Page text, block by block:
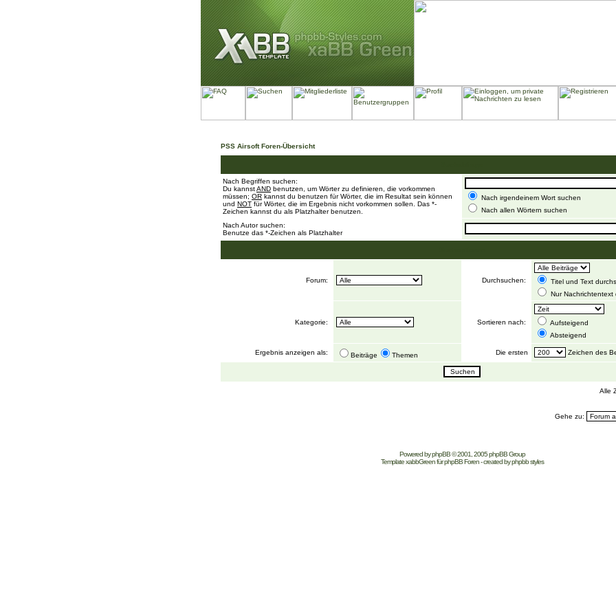
PSS Airsoft Foren-Übersicht
Nach Begriffen suchen:
Du kannstAND benutzen, um Wörter zu definieren, die vorkommen
müssen; OR kannst du benutzen für Wörter, die im Resultat sein können
und NOT für Wörter, die im Ergebnis nicht vorkommen sollen. Das *-
Zeichen kannst du als Platzhalter benutzen.
Nach irgendeinem Wort suchen
Nach allen Wörtern suchen
Nach Autor suchen:
Benutze das *-Zeichen als Platzhalter
Forum: Durchsuchen:
Titel und Text
Nur Nachrichtentext
Kategorie: Sortieren nach:
Aufsteigend
Absteigend
Ergebnis anzeigen als: Beiträge Themen Die ersten Zeichen des
Alle
Gehe zu:
Powered byphpBB© 2001, 2005 phpBB Group
TemplatexabbGreenfür phpBBForen- created byphpbb styles